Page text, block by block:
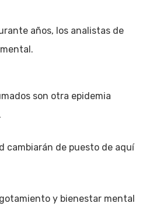
años, los analistas de
son otra epidemia
cambiarán de puesto de aquí
y bienestar mental